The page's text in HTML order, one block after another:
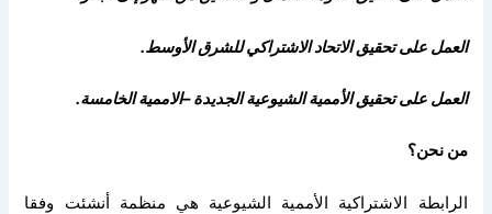
العمل على تحقيق الاتحاد الاشتراكي للشرق الأوسط.
العمل على تحقيق الأممية الشيوعية الجديدة –الاممية الخامسة.
من نحن؟
الرابطة الاشتراكية الأممية الشيوعية هي منظمة أنشئت وفقا